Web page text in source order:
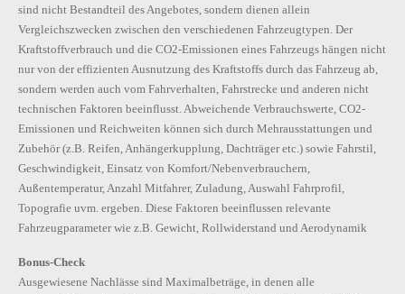
sind nicht Bestandteil des Angebotes, sondern dienen allein
Vergleichszwecken zwischen den verschiedenen Fahrzeugtypen. Der
Kraftstoffverbrauch und die CO2-Emissionen eines Fahrzeugs hängen nicht
nur von der effizienten Ausnutzung des Kraftstoffs durch das Fahrzeug ab,
sondern werden auch vom Fahrverhalten, Fahrstrecke und anderen nicht
technischen Faktoren beeinflusst. Abweichende Verbrauchswerte, CO2-
Emissionen und Reichweiten können sich durch Mehrausstattungen und
Zubehör (z.B. Reifen, Anhängerkupplung, Dachträger etc.) sowie Fahrstil,
Geschwindigkeit, Einsatz von Komfort/Nebenverbrauchern,
Außentemperatur, Anzahl Mitfahrer, Zuladung, Auswahl Fahrprofil,
Topografie uvm. ergeben. Diese Faktoren beeinflussen relevante
Fahrzeugparameter wie z.B. Gewicht, Rollwiderstand und Aerodynamik
Bonus-Check
Ausgewiesene Nachlässe sind Maximalbeträge, in denen alle